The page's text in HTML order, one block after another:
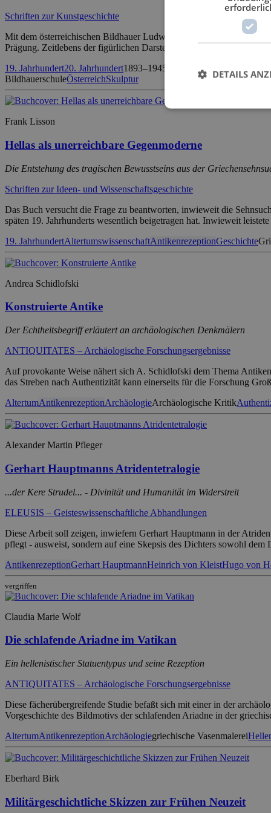
Schriften zur Kunstgeschichte
Mit dem österreichischen Bildhauer Ludwig Kasper (1893–1945)
Prägung. Zeitlebens der figürlichen Darstellung, vorzugsweise dem
19. Jahrhundert20. Jahrhundert1893–1945 Antikenrezeption
BildhauerschuleÖsterreichSkulptur
Frank Lisson
Hellas als unerreichbare Gegenmoderne
Die Entstehung des tragischen Bewusstseins aus der
Schriften zur Ideen- und Wissenschaftsgeschichte
Das Buch versucht die Frage zu beantworten, inwieweit die
späten 19. Jahrhunderts wesentlich beigetragen hat. Inwieweit
19. JahrhundertAltertumswissenschaftAntikenrezeptionGeschichte
Andrea Schidlofski
Konstruierte Antike
Der Echtheitsbegriff erläutert an archäologischen Denkmälern
ANTIQUITATES – Archäologische Forschungsergebnisse
Auf provokante Weise nähert sich A. Schidlofski dem Thema
das Streben nach Authentizität kann einerseits für die Forschung
AltertumAntikenrezeptionArchäologieArchäologische Kritik
Alexander Martin Pfleger
Gerhart Hauptmanns Atridentetralogie
...der Kere Strudel... - Divinität und Humanität im Widerstreit
ELEUSIS – Geisteswissenschaftliche Abhandlungen
Diese Arbeit soll zeigen, inwiefern Gerhart Hauptmann in der
pflegt - ausweist, sondern auf eine Skepsis des Dichters sowohl
AntikenrezeptionGerhart HauptmannHeinrich von KleistHugo von
vergriffen
Claudia Marie Wolf
Die schlafende Ariadne im Vatikan
Ein hellenistischer Statuentypus und seine Rezeption
ANTIQUITATES – Archäologische Forschungsergebnisse
Diese fächerübergreifende Studie befaßt sich mit einer in der
Vorgeschichte des Bildmotivs der schlafenden Ariadne in der
AltertumAntikenrezeptionArchäologiegriechische Vasenmalerei
Eberhard Birk
Militärgeschichtliche Skizzen zur Frühen Neuzeit
DETAILS